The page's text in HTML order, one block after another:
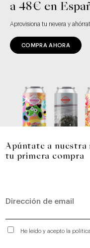
a 48€ en
Aprovisiona tu nevera y
COMPRA AHORA
Apúntate a nuestra
tu primera compra
He leído y acepto la